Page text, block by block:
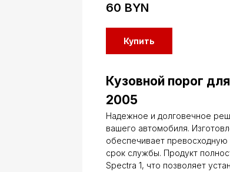
60 BYN
Купить
Кузовной порог
2005
Надежное и долговечное
вашего автомобиля.
обеспечивает превосходную
срок службы. Продукт
Spectra 1, что позволяет